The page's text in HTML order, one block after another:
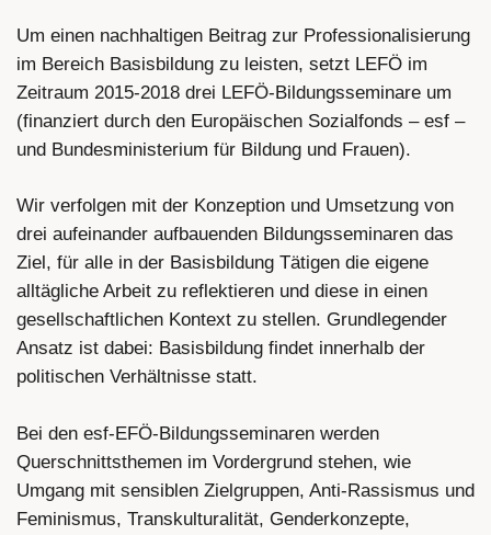
Um einen nachhaltigen Beitrag zur Professionalisierung
im Bereich Basisbildung zu leisten, setzt LEFÖ im
Zeitraum 2015-2018 drei LEFÖ-Bildungsseminare um
(finanziert durch den Europäischen Sozialfonds – esf –
und Bundesministerium für Bildung und Frauen).
Wir verfolgen mit der Konzeption und Umsetzung von
drei aufeinander aufbauenden Bildungsseminaren das
Ziel, für alle in der Basisbildung Tätigen die eigene
alltägliche Arbeit zu reflektieren und diese in einen
gesellschaftlichen Kontext zu stellen. Grundlegender
Ansatz ist dabei: Basisbildung findet innerhalb der
politischen Verhältnisse statt.
Bei den esf-EFÖ-Bildungsseminaren werden
Querschnittsthemen im Vordergrund stehen, wie
Umgang mit sensiblen Zielgruppen, Anti-Rassismus und
Feminismus, Transkulturalität, Genderkonzepte,